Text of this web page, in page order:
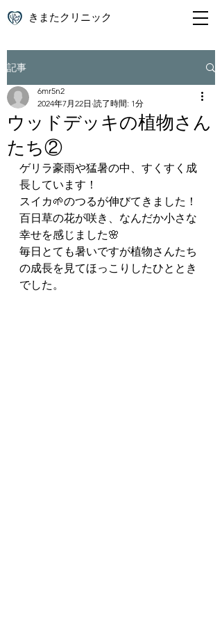
きまたクリニック
記事
ウッドデッキの植物さん
たち②
6mr5n2
2024年7月22日 読了時間: 1分
ゲリラ豪雨や猛暑の中、すくすく成
長しています！
スイカ🌱のつるが伸びてきました！
百日草の花が咲き、なんだか小さな
幸せを感じました🌸
毎日とても暑いですが植物さんたち
の成長を見てほっこりしたひととき
でした。